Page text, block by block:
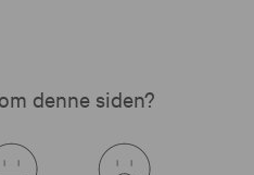
denne siden?